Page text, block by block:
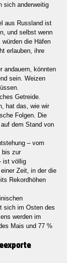
sich anderweitig
aus Russland ist
und selbst wenn
die Häfen
erlauben, ihre
andauern, könnten
sein. Weizen
Getreide.
hat das, wie wir
Folgen. Die
dem Stand von
– vom
bis zur
ist völlig
Zeit, in der die
Rekordhöhen
sich im Osten des
werden im
Mais und 77 %